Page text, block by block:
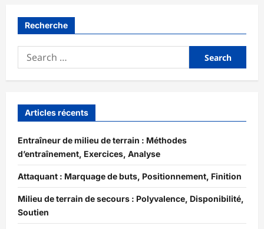
Recherche
Search
for:
Articles récents
Entraîneur de milieu de terrain : Méthodes
d’entraînement, Exercices, Analyse
Attaquant : Marquage de buts, Positionnement, Finition
Milieu de terrain de secours : Polyvalence, Disponibilité,
Soutien